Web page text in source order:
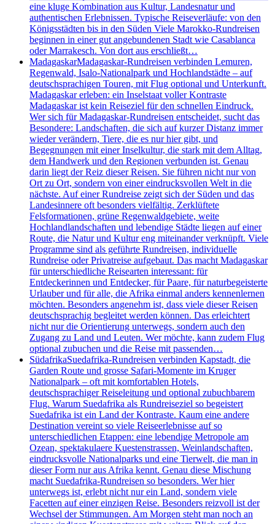
eine kluge Kombination aus Kultur, Landesnatur und
authentischen Erlebnissen. Typische Reiseverläufe: von den
Königsstädten bis in den Süden Viele Marokko-Rundreisen
beginnen in einer gut angebundenen Stadt wie Casablanca
oder Marrakesch. Von dort aus erschließt…
MadagaskarMadagaskar-Rundreisen verbinden Lemuren,
Regenwald, Isalo-Nationalpark und Hochlandstädte – auf
deutschsprachigen Touren, mit Flug optional und Unterkunft.
Madagaskar erleben: ein Inselstaat voller Kontraste
Madagaskar ist kein Reiseziel für den schnellen Eindruck.
Wer sich für Madagaskar-Rundreisen entscheidet, sucht das
Besondere: Landschaften, die sich auf kurzer Distanz immer
wieder verändern, Tiere, die es nur hier gibt, und
Begegnungen mit einer Inselkultur, die stark mit dem Alltag,
dem Handwerk und den Regionen verbunden ist. Genau
darin liegt der Reiz dieser Reisen. Sie führen nicht nur von
Ort zu Ort, sondern von einer eindrucksvollen Welt in die
nächste. Auf einer Rundreise zeigt sich der Süden und das
Landesinnere oft besonders vielfältig. Zerklüftete
Felsformationen, grüne Regenwaldgebiete, weite
Hochlandlandschaften und lebendige Städte liegen auf einer
Route, die Natur und Kultur eng miteinander verknüpft. Viele
Programme sind als geführte Rundreisen, individuelle
Rundreise oder Privatreise aufgebaut. Das macht Madagaskar
für unterschiedliche Reisearten interessant: für
Entdeckerinnen und Entdecker, für Paare, für naturbegeisterte
Urlauber und für alle, die Afrika einmal anders kennenlernen
möchten. Besonders angenehm ist, dass viele dieser Reisen
deutschsprachig begleitet werden können. Das erleichtert
nicht nur die Orientierung unterwegs, sondern auch den
Zugang zu Land und Leuten. Wer möchte, kann zudem Flug
optional zubuchen und die Reise mit passenden…
SüdafrikaSuedafrika-Rundreisen verbinden Kapstadt, die
Garden Route und grosse Safari-Momente im Kruger
Nationalpark – oft mit komfortablen Hotels,
deutschsprachiger Reiseleitung und optional zubuchbarem
Flug. Warum Suedafrika als Rundreiseziel so begeistert
Suedafrika ist ein Land der Kontraste. Kaum eine andere
Destination vereint so viele Reiseerlebnisse auf so
unterschiedlichen Etappen: eine lebendige Metropole am
Ozean, spektakulaere Kuestenstrassen, Weinlandschaften,
eindrucksvolle Nationalparks und eine Tierwelt, die man in
dieser Form nur aus Afrika kennt. Genau diese Mischung
macht Suedafrika-Rundreisen so besonders. Wer hier
unterwegs ist, erlebt nicht nur ein Land, sondern viele
Facetten auf einer einzigen Reise. Besonders reizvoll ist der
Wechsel der Stimmungen. Am Morgen steht man noch an